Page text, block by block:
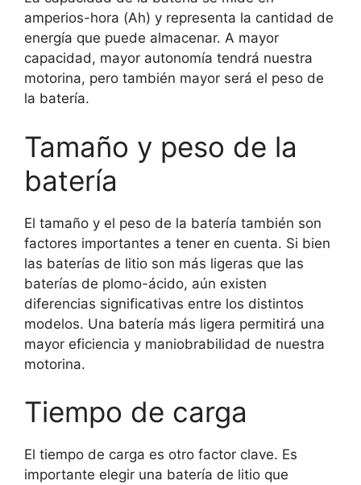
amperios-hora (Ah) y representa la cantidad de
energía que puede almacenar. A mayor
capacidad, mayor autonomía tendrá nuestra
motorina, pero también mayor será el peso de
la batería.
Tamaño y peso de la
batería
El tamaño y el peso de la batería también son
factores importantes a tener en cuenta. Si bien
las baterías de litio son más ligeras que las
baterías de plomo-ácido, aún existen
diferencias significativas entre los distintos
modelos. Una batería más ligera permitirá una
mayor eficiencia y maniobrabilidad de nuestra
motorina.
Tiempo de carga
El tiempo de carga es otro factor clave. Es
importante elegir una batería de litio que